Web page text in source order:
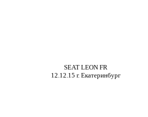
SEAT LEON FR
12.12.15 г. Екатеринбург